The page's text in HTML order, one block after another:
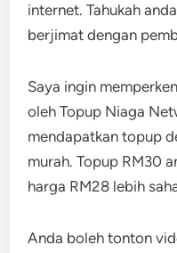
internet. Tahukah
berjimat dengan
Saya ingin
oleh Topup Niaga
mendapatkan topup
murah. Topup RM30
harga RM28 lebih
Anda boleh tonton